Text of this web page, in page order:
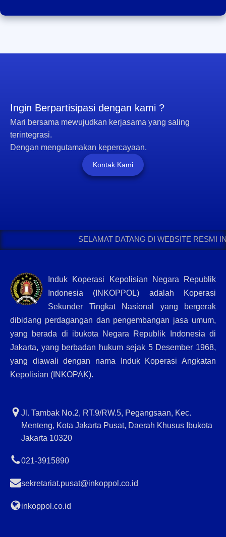
Ingin Berpartisipasi dengan kami ?
Mari bersama mewujudkan kerjasama yang saling
terintegrasi.
Dengan mengutamakan kepercayaan.
Kontak Kami
SELAMAT DATANG DI WEBSITE RESMI
Induk Koperasi Kepolisian Negara Republik
Indonesia (INKOPPOL) adalah Koperasi
Sekunder Tingkat Nasional yang bergerak
dibidang perdagangan dan pengembangan jasa umum,
yang berada di ibukota Negara Republik Indonesia di
Jakarta, yang berbadan hukum sejak 5 Desember 1968,
yang diawali dengan nama Induk Koperasi Angkatan
Kepolisian (INKOPAK).
Jl. Tambak No.2, RT.9/RW.5, Pegangsaan, Kec.
Menteng, Kota Jakarta Pusat, Daerah Khusus Ibukota
Jakarta 10320
021-3915890
sekretariat.pusat@inkoppol.co.id
inkoppol.co.id